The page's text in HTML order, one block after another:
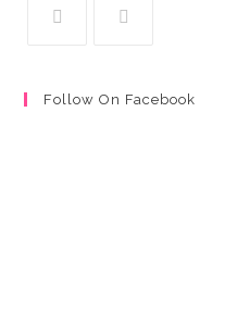
Follow On Facebook